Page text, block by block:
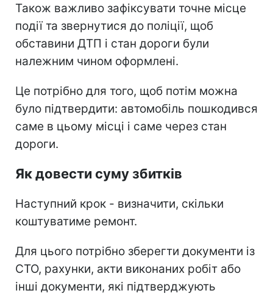
Також важливо зафіксувати точне місце
події та звернутися до поліції, щоб
обставини ДТП і стан дороги були
належним чином оформлені.
Це потрібно для того, щоб потім можна
було підтвердити: автомобіль пошкодився
саме в цьому місці і саме через стан
дороги.
Як довести суму збитків
Наступний крок - визначити, скільки
коштуватиме ремонт.
Для цього потрібно зберегти документи із
СТО, рахунки, акти виконаних робіт або
інші документи, які підтверджують